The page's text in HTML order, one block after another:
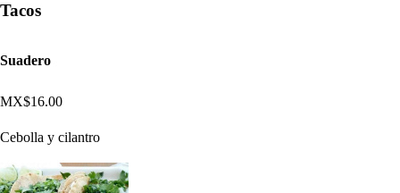
Tacos
Suadero
MX$16.00
Cebolla y cilantro